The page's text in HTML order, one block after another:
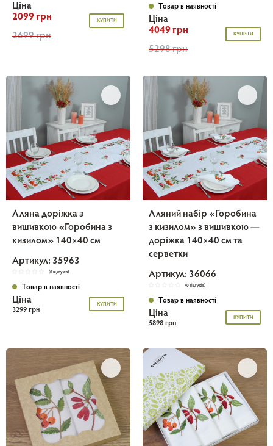
Ціна
2099 грн
2699 грн
КУПИТИ
Товар в наявності
Ціна
4049 грн
5298 грн
КУПИТИ
Лляна доріжка з
вишивкою «Горобина з
кизилом» 140×40 см
Артикул: 35963
(0 відгуків)
Товар в наявності
Ціна
3299 грн
КУПИТИ
Лляний набір «Горобина
з кизилом» з вишивкою —
доріжка 140×40 см та
серветки
Артикул: 36066
(0 відгуків)
Товар в наявності
Ціна
5898 грн
КУПИТИ